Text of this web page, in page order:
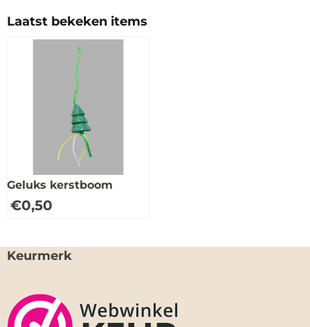
Laatst bekeken items
Geluks kerstboom
€0,50
Keurmerk